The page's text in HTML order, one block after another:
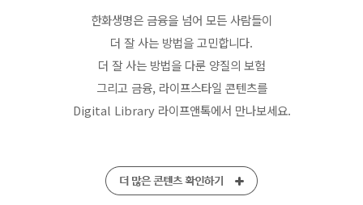
한화생명은 금융을 넘어 모든 사람들이
더 잘 사는 방법을 고민합니다.
더 잘 사는 방법을 다룬 양질의 보험
그리고 금융, 라이프스타일 콘텐츠를
Digital Library 라이프앤톡에서 만나보세요.